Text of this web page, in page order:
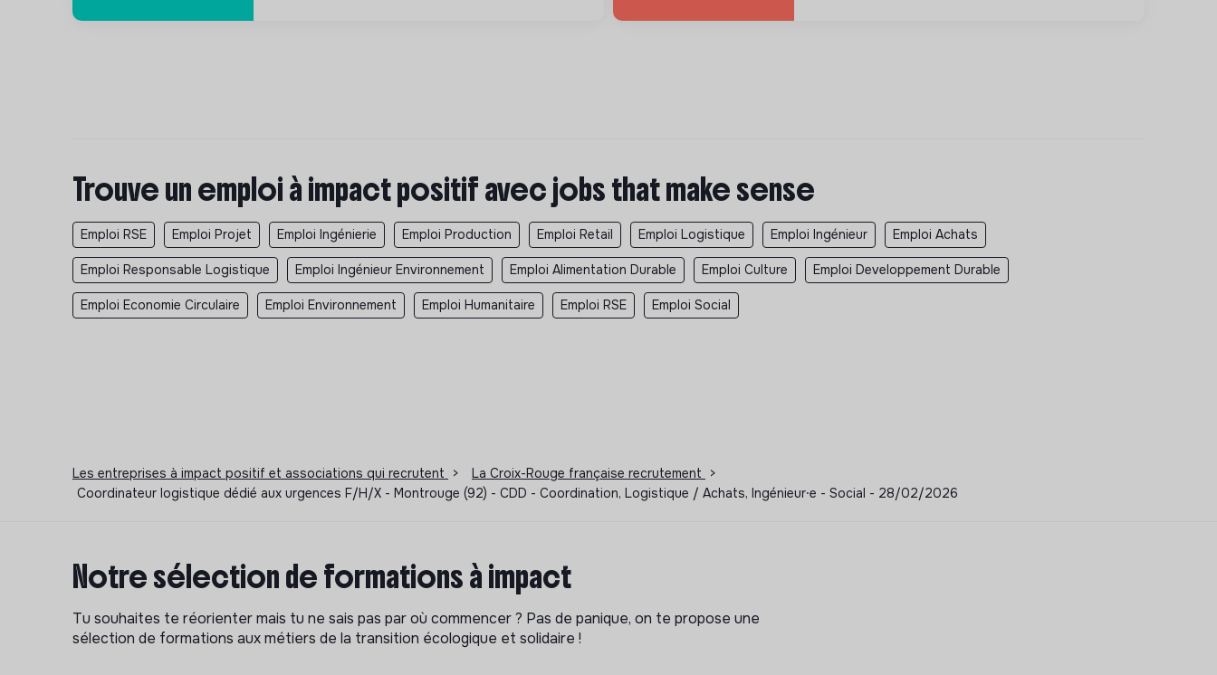
Trouve un emploi à impact positif avec jobs that make sense
Emploi RSE Emploi Projet Emploi Ingénierie Emploi Production Emploi Retail Emploi Logistique Emploi Ingénieur Emploi Achats
Emploi Responsable Logistique Emploi Ingénieur Environnement Emploi Alimentation Durable Emploi Culture Emploi Developpement Durable
Emploi Economie Circulaire Emploi Environnement Emploi Humanitaire Emploi RSE Emploi Social
Les entreprises à impact positif et associations qui recrutent > La Croix-Rouge française recrutement
>
Coordinateur logistique dédié aux urgences F/H/X - Montrouge (92) - CDD - Coordination, Logistique / Achats, Ingénieur⸱e - Social - 28/02/2026
Notre sélection de formations à impact
Tu souhaites te réorienter mais tu ne sais pas par où commencer ? Pas de panique, on te propose une
sélection de formations aux métiers de la transition écologique et solidaire !